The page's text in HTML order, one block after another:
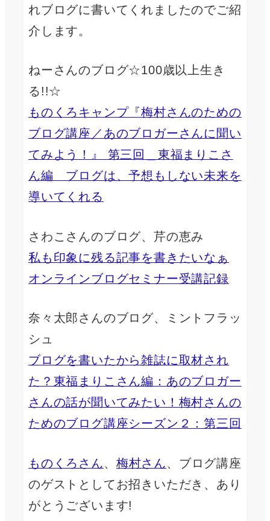
れブログに書いてくれましたのでご紹
介します。
ねーさんのブログ☆100歳以上生き
る!!☆
ものくろキャンプ『梅村さんのための
ブログ講座／あのブロガーさんに聞い
てみよう！』 第三回＿東福まりこさ
ん編 ブログは、予想もしない未来を
導いてくれる
さわこさんのブログ、芹の恵み
私も印象に残る記事を書きたいなぁ
オンラインブログセミナー受講記録
奈々太郎さんのブログ、ミントフラッ
シュ
ブログを書いたから雑誌に取材され
た？東福まりこさん編：あのブロガー
さんの話が聞いてみたい！梅村さんの
ためのブログ講座シーズン２：第三回
ものくろさん、 梅村さん、ブログ講座
のゲストとしてお招きいただき、あり
がとうございます!